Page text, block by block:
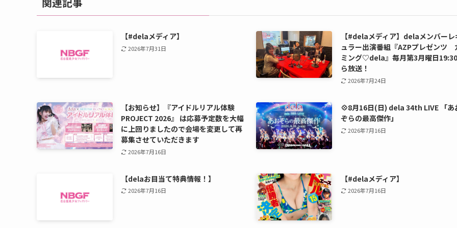
【#delaメディア】
2026年7月31日
【#delaメディア】delaメンバーレ
ュラー出演番組『AZPプレゼンツ
ミング♡dela』毎月第3月曜日
ら放送！
2026年7月24日
【お知らせ】『アイドルリアル体験
PROJECT 2026』 は応募予定数を大幅
に上回りましたので会場を変更して再
募集させていただきます
2026年7月16日
💠8月16日(日) dela 34th LIVE 「あ
ぞらの最高傑作」
2026年7月16日
【delaお目当て特典情報！】
2026年7月16日
【#delaメディア】
2026年7月16日